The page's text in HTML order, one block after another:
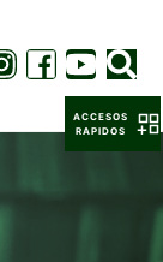
ACCESOS
RAPIDOS